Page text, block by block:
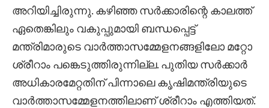
അറിയിച്ചിരുന്നു. കഴിഞ്ഞ സര്‍ക്കാരിന്റെ കാലത്ത്
ഏതെങ്കിലും വകുപ്പുമായി ബന്ധപ്പെട്ട്
മന്ത്രിമാരുടെ വാര്‍ത്താസമ്മേളനങ്ങളിലോ മറ്റോ
ശ്രീറാം പങ്കെടുത്തിരുന്നില്ല. പുതിയ സര്‍ക്കാര്‍
അധികാരമേറ്റതിന് പിന്നാലെ കൃഷിമന്ത്രിയുടെ
വാര്‍ത്താസമ്മേളനത്തിലാണ് ശ്രീറാം എത്തിയത്.